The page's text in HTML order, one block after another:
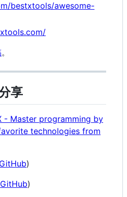
bestxtools/awesome-
。
享
- Master programming by
technologies from
GitHub)
GitHub)